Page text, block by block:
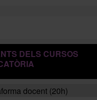
DELS CURSOS
docent (20h)